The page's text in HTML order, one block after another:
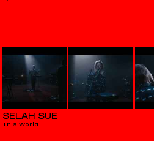
SELAH SUE
This World